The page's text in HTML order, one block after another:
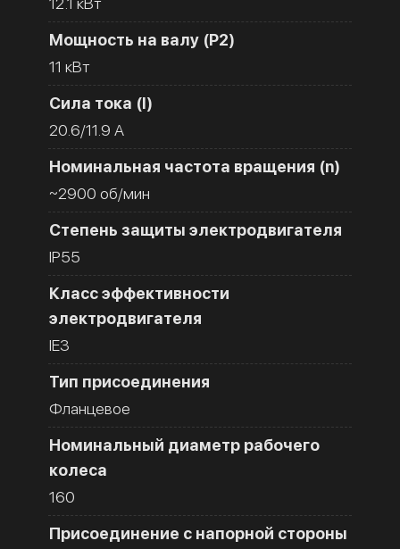
Мощность на валу (Р2)
11 кВт
Сила тока (I)
20.6/11.9 A
Номинальная частота вращения (n)
~2900 об/мин
Степень защиты электродвигателя
IP55
Класс эффективности
электродвигателя
IE3
Тип присоединения
Фланцевое
Номинальный диаметр рабочего
колеса
160
Присоединение с напорной стороны